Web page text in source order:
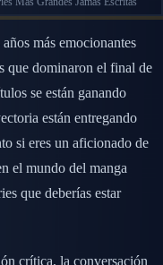
más emocionantes
que dominaron el final de
se están ganando
están entregando
si eres un aficionado de
el mundo del manga
que deberías estar
crítica, la conversación